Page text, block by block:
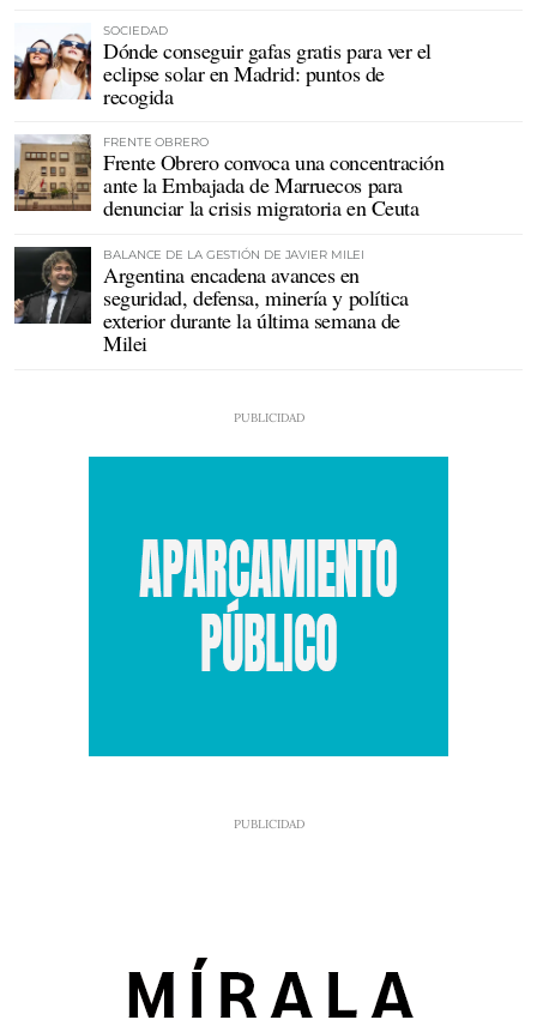
SOCIEDAD
Dónde conseguir gafas gratis para ver el
eclipse solar en Madrid: puntos de
recogida
FRENTE OBRERO
Frente Obrero convoca una concentración
ante la Embajada de Marruecos para
denunciar la crisis migratoria en Ceuta
BALANCE DE LA GESTIÓN DE JAVIER MILEI
Argentina encadena avances en
seguridad, defensa, minería y política
exterior durante la última semana de
Milei